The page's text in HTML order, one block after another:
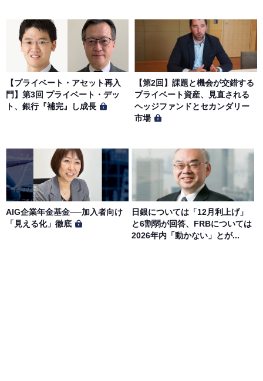
【プライベート・アセット再入
門】第3回 プライベート・デッ
ト、銀行『補完』し成長
【第2回】課題と機会が交錯する
プライベート資産、見直される
ヘッジファンドとセカンダリー
市場
AIG企業年金基金──加入者向け
「見える化」徹底
日銀については「12月利上げ」
と6割弱が回答、FRBについては
2026年内「動かない」とが...